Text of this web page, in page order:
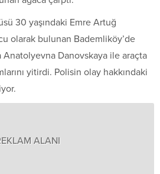
30 yaşındaki Emre Artuğ
olarak bulunan Bademliköy’de
Anatolyevna Danovskaya ile araçta
yitirdi. Polisin olay hakkındaki
ALANI